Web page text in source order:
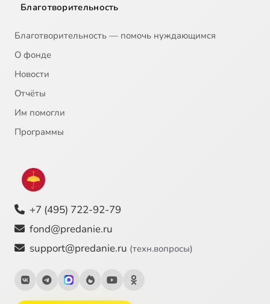
Благотворительность
Благотворительность — помочь нуждающимся
О фонде
Новости
Отчёты
Им помогли
Программы
+7 (495) 722-92-79
fond@predanie.ru
support@predanie.ru (техн.вопросы)